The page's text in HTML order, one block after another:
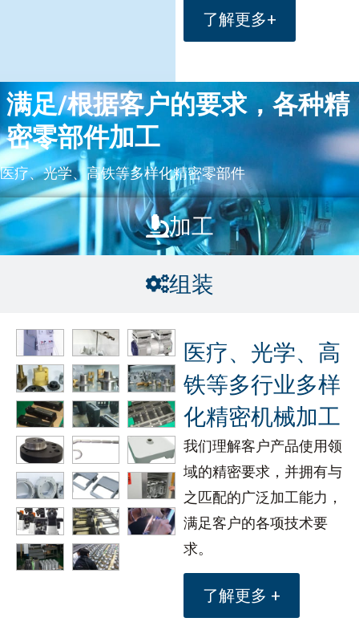
了解更多+
满足/根据客户的要求，各种精
密零部件加工
医疗、光学、高铁等多样化精密零部件
加工
组装
医疗、光学、高
铁等多行业多样
化精密机械加工
我们理解客户产品使用领
域的精密要求，并拥有与
之匹配的广泛加工能力，
满足客户的各项技术要
求。
了解更多 +